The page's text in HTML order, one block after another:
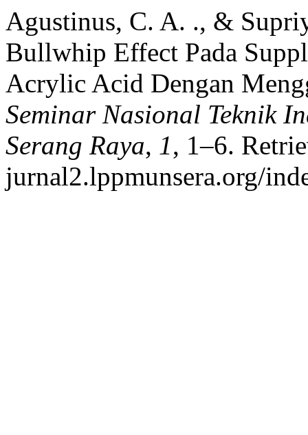
Agustinus, C. A. ., &
Bullwhip Effect Pada
Acrylic Acid Dengan
Seminar Nasional Teknik
Serang Raya, 1, 1–6.
jurnal2.lppmunsera.org/